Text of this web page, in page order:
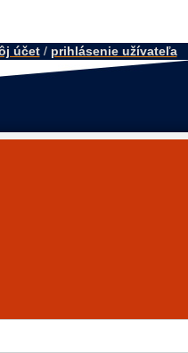
účet/ prihlásenie užívateľa